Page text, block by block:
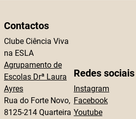
Contactos
Clube Ciência Viva
na ESLA
Agrupamento de
Escolas Drª Laura
Ayres
Rua do Forte Novo,
8125-214 Quarteira
Redes sociais
Instagram
Facebook
Youtube